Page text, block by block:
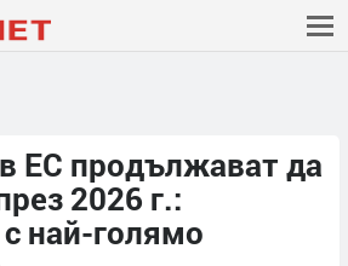
ЕС продължават да
2026 г.:
най-голямо